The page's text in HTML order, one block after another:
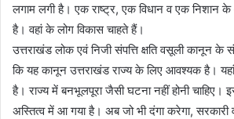
लगाम लगी है। एक राष्ट्र, एक विधान व एक निशान के
है। वहां के लोग विकास चाहते हैं।
उत्तराखंड लोक एवं निजी संपत्ति क्षति वसूली कानून के
कि यह कानून उत्तराखंड राज्य के लिए आवश्यक है। यहां
है। राज्य में बनभूलपूरा जैसी घटना नहीं होनी
अस्तित्व में आ गया है। अब जो भी दंगा करेगा, सरकारी